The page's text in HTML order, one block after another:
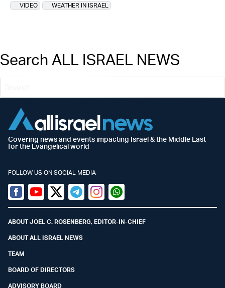
VIDEO
WEATHER IN ISRAEL
Search ALL ISRAEL NEWS
Covering news and events impacting Israel & the Middle East
for the Evangelical world
FOLLOW US ON SOCIAL MEDIA
Facebook
YoutubeTwitter (X)
TelegramInstagramWhatsapp
ABOUT JOEL C. ROSENBERG, EDITOR-IN-CHIEF
ABOUT ALL ISRAEL NEWS
TEAM
BOARD OF DIRECTORS
ADVISORY BOARD